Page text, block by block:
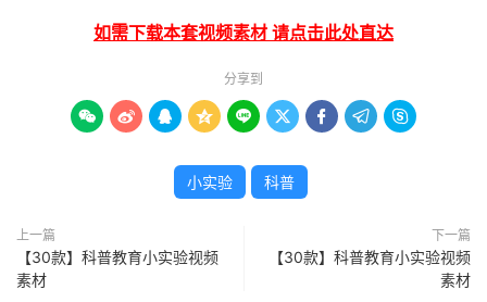
如需下载本套视频素材 请点击此处直达
分享到
        
小实验 科普
上一篇
【30款】科普教育小实验视频
素材
下一篇
【30款】科普教育小实验视频
素材